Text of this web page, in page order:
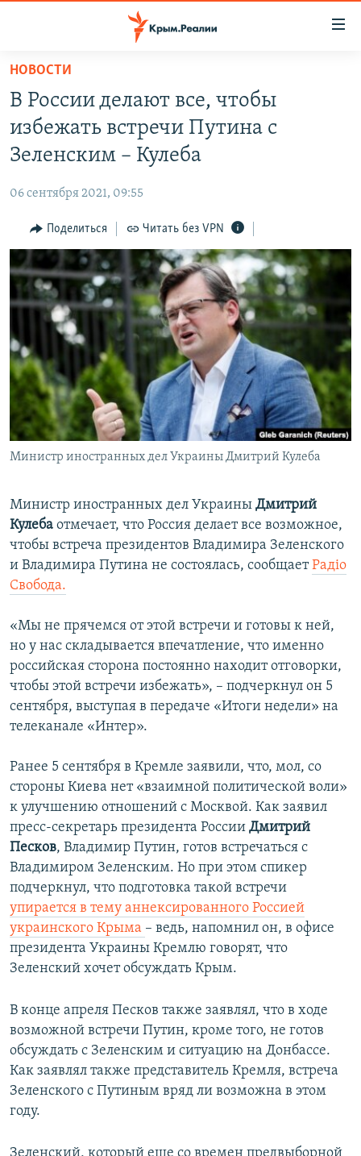
Вернуться
основному
содержанию
Вернутся
главной
навигации
Вернутся
поиску
СПЕЦПРОЕКТЫ
11 ЛЕТ ОККУПАЦИИ КРЫМА. 11 ИСТОРИЙ СОПРОТИВЛЕНИЯ
ВОДА
ЕЩЕ
ИНТЕРАКТИВ
ИНФОГРАФИКА
ТЕЛЕПРОЕКТ КРЫМ.РЕАЛИИ
СОВЕТЫ ПРАВОЗАЩИТНИКОВ
ПРОПАВШИЕ БЕЗ ВЕСТИ
ПОБЕДИТЕЛЕЙ НЕ СУДЯТ?
КРЫМ.НЕПОКОРЕННЫЙ
ELIFBE
УКРАИНСКАЯ ПРОБЛЕМА КРЫМА
РАДІО СВОБОДА
КАК ОБОЙТИ БЛОКИРОВКУ
Українською
Qırımtatar
ПРИСОЕДИНЯЙТЕСЬ!
НОВОСТИ
В России делают все, чтобы
избежать встречи Путина с
Зеленским – Кулеба
06 сентября 2021, 09:55
Поделиться Читать без VPN
Министр иностранных дел Украины Дмитрий Кулеба
Министр иностранных дел Украины Дмитрий
Кулеба отмечает, что Россия делает все возможное,
чтобы встреча президентов Владимира Зеленского
и Владимира Путина не состоялась, сообщаетРадіо
Свобода.
«Мы не прячемся от этой встречи и готовы к ней,
но у нас складывается впечатление, что именно
российская сторона постоянно находит отговорки,
чтобы этой встречи избежать», – подчеркнул он 5
сентября, выступая в передаче «Итоги недели» на
телеканале «Интер».
Ранее 5 сентября в Кремле заявили, что, мол, со
стороны Киева нет «взаимной политической воли»
к улучшению отношений с Москвой. Как заявил
пресс-секретарь президента России Дмитрий
Песков, Владимир Путин, готов встречаться с
Владимиром Зеленским. Но при этом спикер
подчеркнул, что подготовка такой встречи
упирается в тему аннексированного Россией
украинского Крыма – ведь, напомнил он, в офисе
президента Украины Кремлю говорят, что
Зеленский хочет обсуждать Крым.
В конце апреля Песков также заявлял, что в ходе
возможной встречи Путин, кроме того, не готов
обсуждать с Зеленским и ситуацию на Донбассе.
Как заявлял также представитель Кремля, встреча
Зеленского с Путиным вряд ли возможна в этом
году.